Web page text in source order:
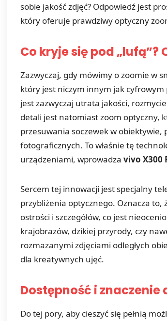
sobie jakość zdjęć? Odpowiedź jest
który oferuje prawdziwy optyczny
Co kryje się pod „lufą”?
Zazwyczaj, gdy mówimy o zoomie w
który jest niczym innym jak
jest zazwyczaj utrata jakości,
detali jest natomiast zoom optyczny,
przesuwania soczewek w
fotograficznych. To właśnie tę
urządzeniami, wprowadza vivo X300
Sercem tej innowacji jest specjalny
przybliżenia optycznego. Oznacza
ostrości i szczegółów, co jest
krajobrazów, dzikiej przyrody, czy
rozmazanymi zdjęciami odległych
dla kreatywnych ujęć.
Dostępność i
Do tej pory, aby cieszyć się pełnią